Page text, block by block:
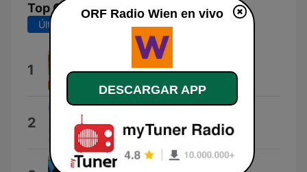
Top Canciones
Últimos 7 días Últimos 30 días
1 Big In Japan
2 Nik Kershaw
More Than I Can Say
ORF Radio Wien en vivo
DESCARGAR APP